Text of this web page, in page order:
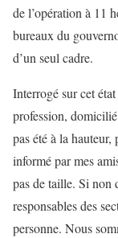
de l’opération à 11
bureaux du
d’un seul cadre.
Interrogé sur cet
profession,
pas été à la hauteur,
informé par mes
pas de taille. Si non
responsables des
personne. Nous